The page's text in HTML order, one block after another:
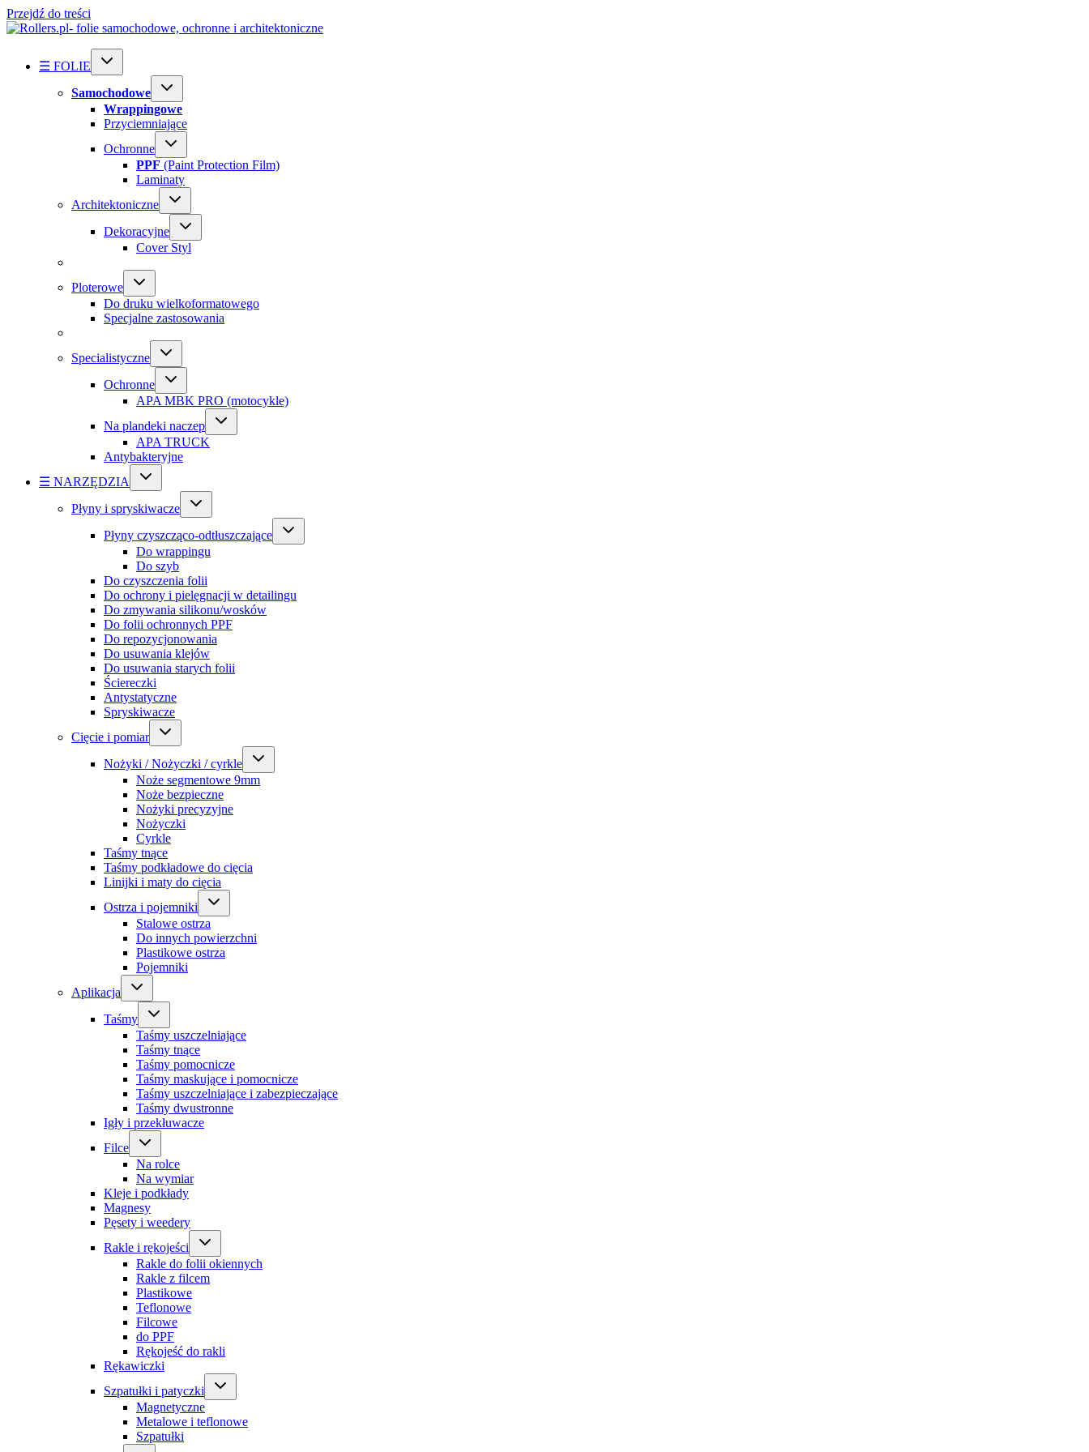
Przejdź do treści
☰ FOLIE
Samochodowe
Wrappingowe
Przyciemniające
Ochronne
PPF (Paint Protection Film)
Laminaty
Architektoniczne
Dekoracyjne
Cover Styl
Ploterowe
Do druku wielkoformatowego
Specjalne zastosowania
Specialistyczne
Ochronne
APA MBK PRO (motocykle)
Na plandeki naczep
APA TRUCK
Antybakteryjne
☰ NARZĘDZIA
Płyny i spryskiwacze
Płyny czyszcząco-odtłuszczające
Do wrappingu
Do szyb
Do czyszczenia folii
Do ochrony i pielęgnacji w detailingu
Do zmywania silikonu/wosków
Do folii ochronnych PPF
Do repozycjonowania
Do usuwania klejów
Do usuwania starych folii
Ściereczki
Antystatyczne
Spryskiwacze
Cięcie i pomiar
Nożyki / Nożyczki / cyrkle
Noże segmentowe 9mm
Noże bezpieczne
Nożyki precyzyjne
Nożyczki
Cyrkle
Taśmy tnące
Taśmy podkładowe do cięcia
Linijki i maty do cięcia
Ostrza i pojemniki
Stalowe ostrza
Do innych powierzchni
Plastikowe ostrza
Pojemniki
Aplikacja
Taśmy
Taśmy uszczelniające
Taśmy tnące
Taśmy pomocnicze
Taśmy maskujące i pomocnicze
Taśmy uszczelniające i zabezpieczające
Taśmy dwustronne
Igły i przekłuwacze
Filce
Na rolce
Na wymiar
Kleje i podkłady
Magnesy
Pęsety i weedery
Rakle i rękojeści
Rakle do folii okiennych
Rakle z filcem
Plastikowe
Teflonowe
Filcowe
do PPF
Rękojeść do rakli
Rękawiczki
Szpatułki i patyczki
Magnetyczne
Metalowe i teflonowe
Szpatułki